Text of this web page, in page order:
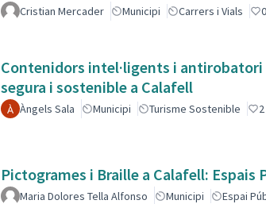
Cristian Mercader Municipi Carrers i Vials 0
Contenidors intel·ligents i
segura i sostenible a Calafell
Àngels Sala Municipi Turisme Sostenible 2
Pictogrames i Braille a Calafell: Espais
Maria Dolores Tella Alfonso Municipi Espai